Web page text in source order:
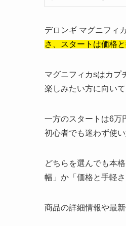
デロンギ マグニフィ
さ、スタートは価格
マグニフィカsはカプ
楽しみたい方に向いて
一方のスタートは6万
初心者でも迷わず使
どちらを選んでも本
幅」か「価格と手軽
商品の詳細情報や最